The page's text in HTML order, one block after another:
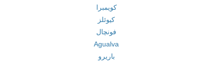
کویمبرا
کیوئلز
فونچال
Agualva
باریرو